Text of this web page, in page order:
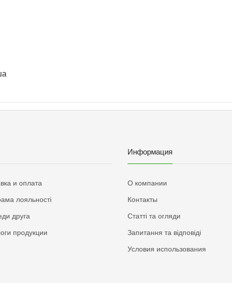
и оплата
лояльності
друга
продукции
Информация
О компании
Контакты
Статті та огляди
Запитання та відповіді
Условия использования